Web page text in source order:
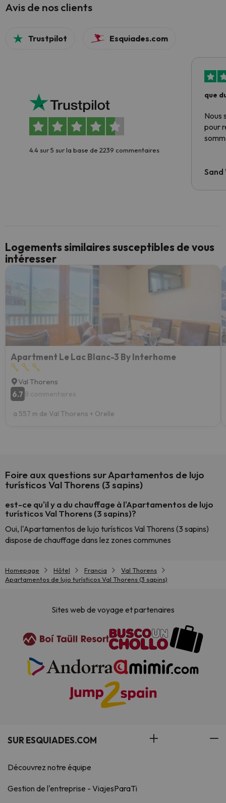
Avis de nos clients
Trustpilot Esquiades.com
4.4 sur 5 sur la base de 2239 commentaires
que
Nous
pour
Sand
Logements similaires susceptibles de vous
intéresser
Apartment Le Lac Blanc-3 By Interhome
Val Thorens
6.7 8 commentaires
a 557 m de Val Thorens + Orelle
Foire aux questions sur Apartamentos de lujo
turísticos Val Thorens (3 sapins)
est-ce qu'il y a du chauffage à l'Apartamentos de lujo
turísticos Val Thorens (3 sapins)?
Oui, l'Apartamentos de lujo turísticos Val Thorens (3 sapins)
dispose de chauffage dans lez zones communes
Homepage Hôtel Francia
Val Thorens
Apartamentos de lujo turísticos Val Thorens (3 sapins)
Sites web de voyage et partenaires
SUR ESQUIADES.COM
Découvrez notre équipe
Gestion de l'entreprise - ViajesParaTi